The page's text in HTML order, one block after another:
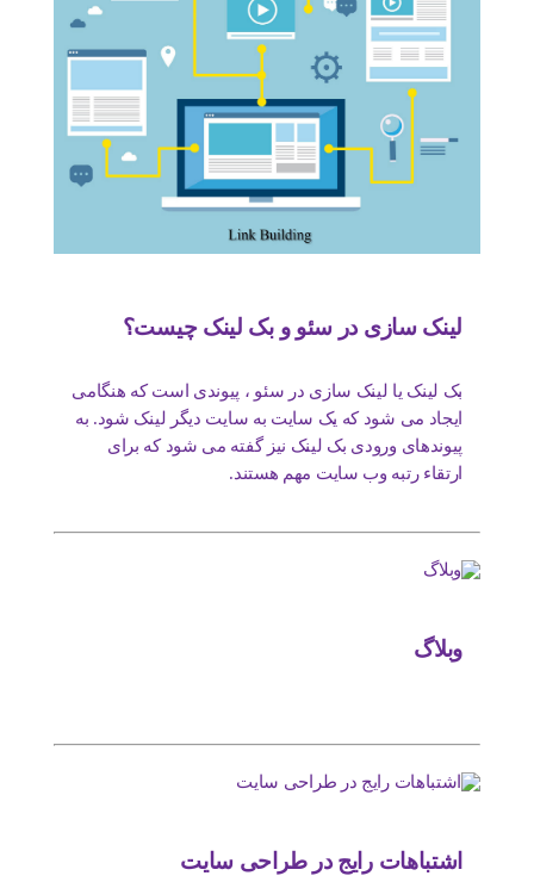
لینک سازی در سئو و بک لینک چیست؟
بک لینک یا لینک سازی در سئو ، پیوندی است که هنگامی
ایجاد می شود که یک سایت به سایت دیگر لینک شود. به
پیوندهای ورودی بک لینک نیز گفته می شود که برای
ارتقاء رتبه وب سایت مهم هستند.
وبلاگ
اشتباهات رایج در طراحی سایت